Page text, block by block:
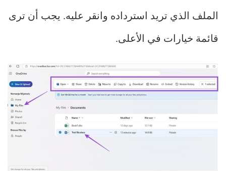
الملف الذي تريد استرداده وانقر عليه. يجب أن ترى
قائمة خيارات في الأعلى.